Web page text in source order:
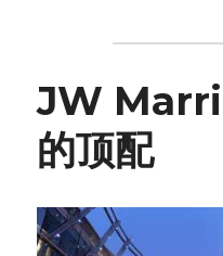
JW
的顶配